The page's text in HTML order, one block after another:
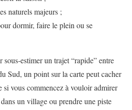
naturels majeurs ;
dormir, faire le plein ou se
sous-estimer un trajet “rapide” entre
Sud, un point sur la carte peut cacher
si vous commencez à vouloir admirer
un village ou prendre une piste